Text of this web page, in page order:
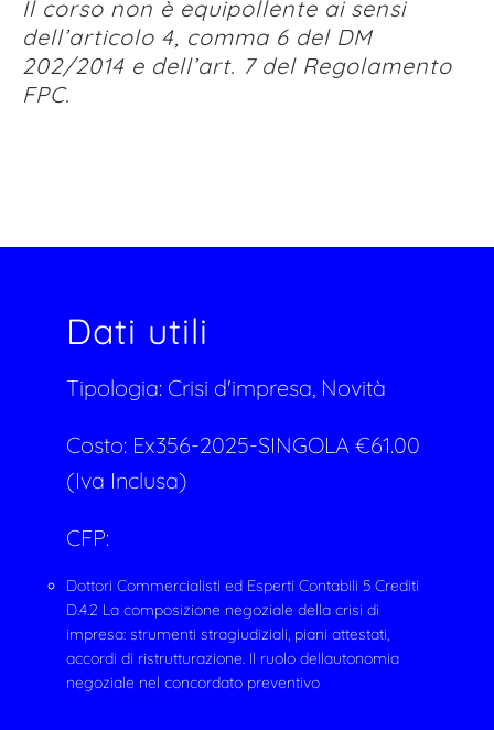
Il corso non è equipollente ai sensi
dell’articolo 4, comma 6 del DM
202/2014 e dell’art. 7 del Regolamento
FPC.
Dati utili
Tipologia: Crisi d'impresa, Novità
Costo: Ex356-2025-SINGOLA €61.00
(Iva Inclusa)
CFP:
Dottori Commercialisti ed Esperti Contabili 5 Crediti
D.4.2 La composizione negoziale della crisi di
impresa: strumenti stragiudiziali, piani attestati,
accordi di ristrutturazione. Il ruolo dellautonomia
negoziale nel concordato preventivo